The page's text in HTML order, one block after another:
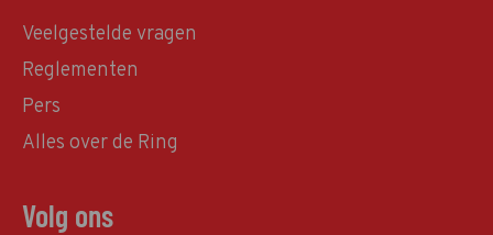
Veelgestelde vragen
Reglementen
Pers
Alles over de Ring
Volg ons